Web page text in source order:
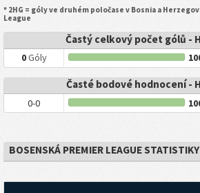
* 2HG = góly ve druhém poločase v Bosnia a
League
Častý celkový počet gólů -
0Góly
Časté bodové hodnocení -
0-0
BOSENSKÁ PREMIER LEAGUE